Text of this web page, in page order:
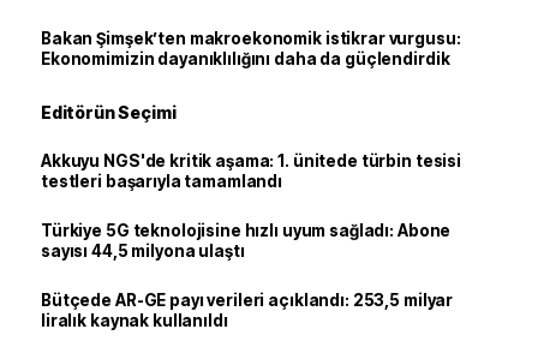
Bakan Şimşek’ten makroekonomik istikrar vurgusu:
Ekonomimizin dayanıklılığını daha da güçlendirdik
Editörün Seçimi
Akkuyu NGS'de kritik aşama: 1. ünitede türbin tesisi
testleri başarıyla tamamlandı
Türkiye 5G teknolojisine hızlı uyum sağladı: Abone
sayısı 44,5 milyona ulaştı
Bütçede AR-GE payı verileri açıklandı: 253,5 milyar
liralık kaynak kullanıldı